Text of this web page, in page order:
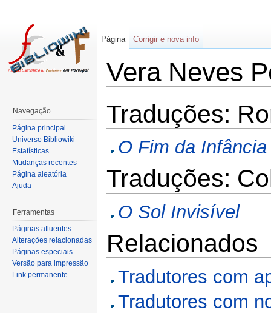
Vera Neves
Traduções:
O Fim da Infância
Traduções:
O Sol Invisível
Relacionados
Tradutores com
Tradutores com
Página Corrigir e nova info
Navegação
Página principal
Universo Bibliowiki
Estatísticas
Mudanças recentes
Página aleatória
Ajuda
Ferramentas
Páginas afluentes
Alterações relacionadas
Páginas especiais
Versão para impressão
Link permanente